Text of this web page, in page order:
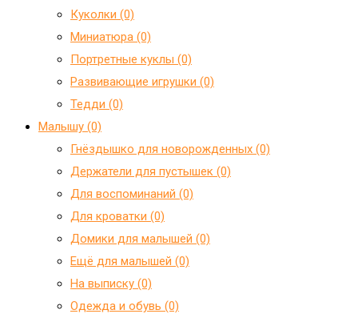
Куколки (0)
Миниатюра (0)
Портретные куклы (0)
Развивающие игрушки (0)
Тедди (0)
Малышу (0)
Гнёздышко для новорожденных (0)
Держатели для пустышек (0)
Для воспоминаний (0)
Для кроватки (0)
Домики для малышей (0)
Ещё для малышей (0)
На выписку (0)
Одежда и обувь (0)